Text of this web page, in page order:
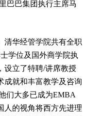
巴巴集团执行主席马
清华经管学院共有全职
学位及国外商学院执
设立了特聘/讲席教授
成就和丰富教学及咨询
们大多已成为EMBA
人的视角将西方先进理